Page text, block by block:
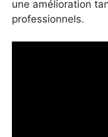
une amélioration
professionnels.